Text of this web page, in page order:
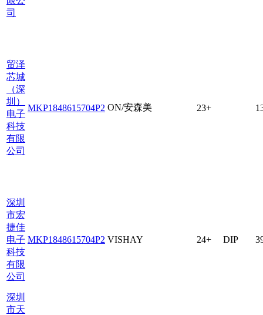
司
贸泽
芯城
（深
圳）
电子
科技
有限
公司
MKP1848615704P2 ON/安森美 23+
深圳
市宏
捷佳
电子
科技
有限
公司
MKP1848615704P2 VISHAY 24+ DIP
深圳
市天